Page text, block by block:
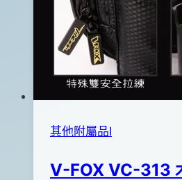
其他附屬品Ⅰ
V-FOX VC-313